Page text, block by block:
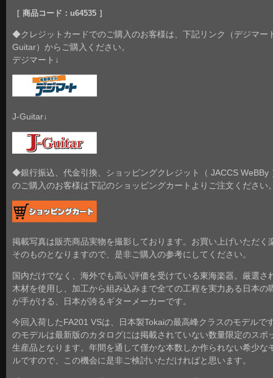
［ 商品コード：u64535 ］
◆クレジットカードでのご購入のお客様は、下記リンク（デジマー
Guitar）からご購入ください。
デジマート↓
J-Guitar↓
◆銀行振込、代金引換、ショッピングクレジット（ JACCS WeBBy
のご購入のお客様は下記のショッピングカートよりご注文ください
掲載写真は販売商品実物を撮影しております。お買い上げいただく
そのものとなりますので、是非ご購入の参考にしてください。
国内だけでなく、海外でも高い評価を受けている東海楽器。厳選さ
木材を使用し、加工から組み込みまで全ての工程を実力ある日本の
が手がける、日本が誇るギターメーカーです。
今回入荷したFA201 VSは、日本製Tokaiの最高峰クラスのモデルで
のモデルは最新版のカタログには掲載されていない数量限定のスポ
生産品となります。年間を通して僅かな本数しか作られない希少な
ルですので、この機会に是非ご検討いただければと思います。